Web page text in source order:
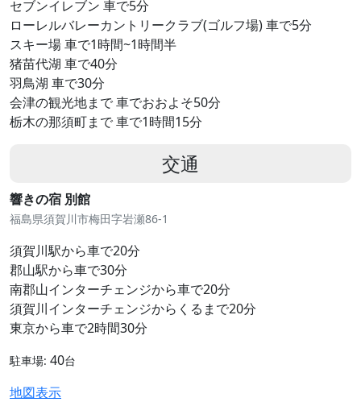
セブンイレブン 車で5分
ローレルバレーカントリークラブ(ゴルフ場) 車で5分
スキー場 車で1時間~1時間半
猪苗代湖 車で40分
羽鳥湖 車で30分
会津の観光地まで 車でおおよそ50分
栃木の那須町まで 車で1時間15分
交通
響きの宿 別館
福島県須賀川市梅田字岩瀬86-1
須賀川駅から車で20分
郡山駅から車で30分
南郡山インターチェンジから車で20分
須賀川インターチェンジからくるまで20分
東京から車で2時間30分
駐車場: 40台
地図表示